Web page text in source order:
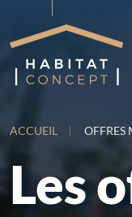
ACCUEIL OFFRES
Les